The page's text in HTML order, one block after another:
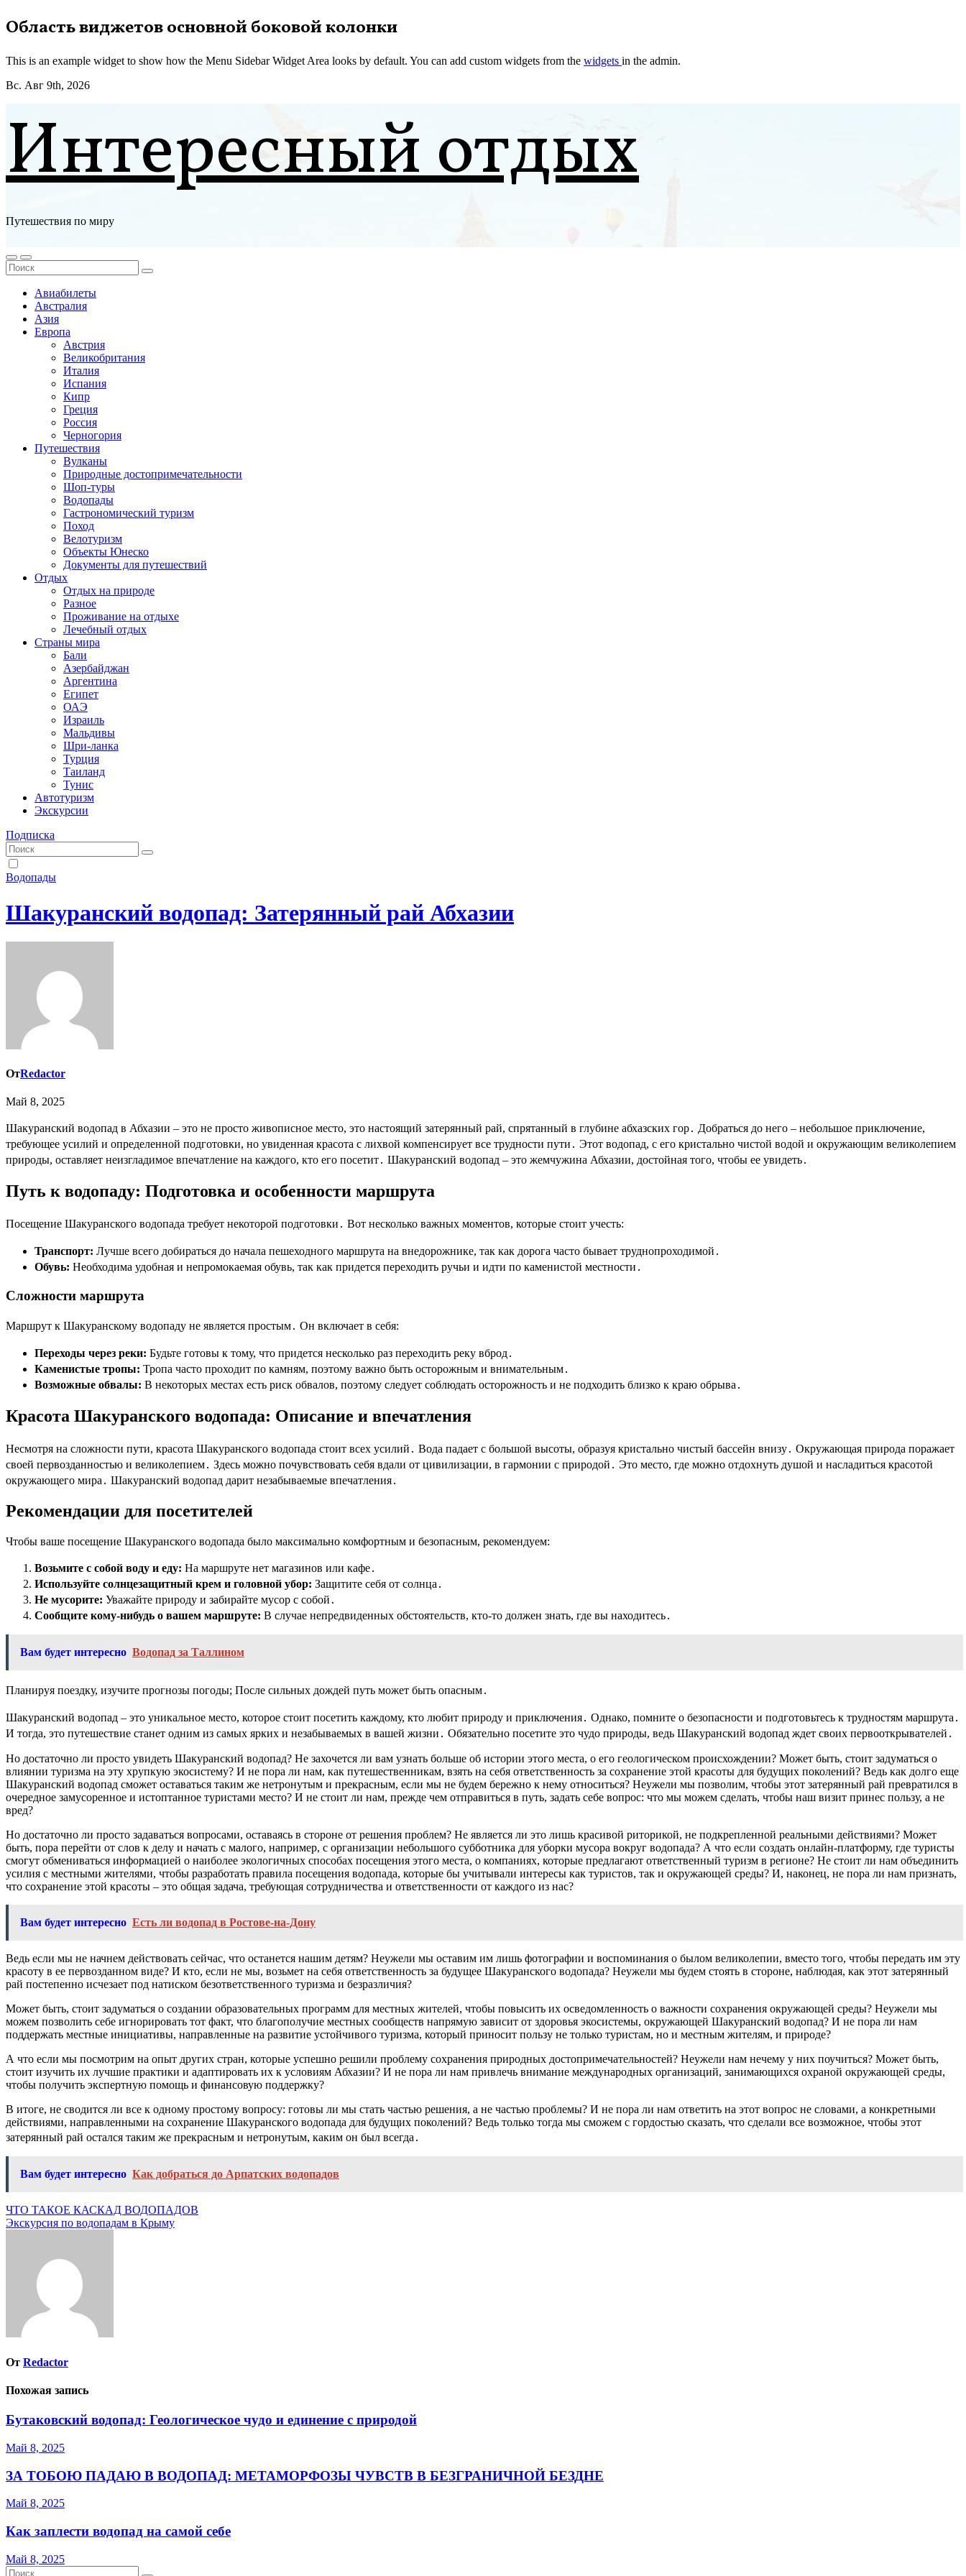
Перейти
к
Область виджетов основной боковой колонки
This is an example widget to show how the Menu Sidebar Widget Area looks by default. You can add custom widgets from the widgets in the admin.
Вс. Авг 9th, 2026
Интересный отдых
Путешествия по миру
Авиабилеты
Австралия
Азия
Европа
Австрия
Великобритания
Италия
Испания
Кипр
Греция
Россия
Черногория
Путешествия
Вулканы
Природные достопримечательности
Шоп-туры
Водопады
Гастрономический туризм
Поход
Велотуризм
Объекты Юнеско
Документы для путешествий
Отдых
Отдых на природе
Разное
Проживание на отдыхе
Лечебный отдых
Страны мира
Бали
Азербайджан
Аргентина
Египет
ОАЭ
Израиль
Мальдивы
Шри-ланка
Турция
Таиланд
Тунис
Автотуризм
Экскурсии
Подписка
Водопады
Шакуранский водопад: Затерянный рай Абхазии
ОтRedactor
Май 8, 2025
Шакуранский водопад в Абхазии – это не просто живописное место, это настоящий затерянный рай, спрятанный в глубине абхазских гор․ Добраться до него – небольшое приключение,
требующее усилий и определенной подготовки, но увиденная красота с лихвой компенсирует все трудности пути․ Этот водопад, с его кристально чистой водой и окружающим великолепием
природы, оставляет неизгладимое впечатление на каждого, кто его посетит․ Шакуранский водопад – это жемчужина Абхазии, достойная того, чтобы ее увидеть․
Путь к водопаду: Подготовка и особенности маршрута
Посещение Шакуранского водопада требует некоторой подготовки․ Вот несколько важных моментов, которые стоит учесть:
Транспорт: Лучше всего добираться до начала пешеходного маршрута на внедорожнике, так как дорога часто бывает труднопроходимой․
Обувь: Необходима удобная и непромокаемая обувь, так как придется переходить ручьи и идти по каменистой местности․
Сложности маршрута
Маршрут к Шакуранскому водопаду не является простым․ Он включает в себя:
Переходы через реки: Будьте готовы к тому, что придется несколько раз переходить реку вброд․
Каменистые тропы: Тропа часто проходит по камням, поэтому важно быть осторожным и внимательным․
Возможные обвалы: В некоторых местах есть риск обвалов, поэтому следует соблюдать осторожность и не подходить близко к краю обрыва․
Красота Шакуранского водопада: Описание и впечатления
Несмотря на сложности пути, красота Шакуранского водопада стоит всех усилий․ Вода падает с большой высоты, образуя кристально чистый бассейн внизу․ Окружающая природа поражает
своей первозданностью и великолепием․ Здесь можно почувствовать себя вдали от цивилизации, в гармонии с природой․ Это место, где можно отдохнуть душой и насладиться красотой
окружающего мира․ Шакуранский водопад дарит незабываемые впечатления․
Рекомендации для посетителей
Чтобы ваше посещение Шакуранского водопада было максимально комфортным и безопасным, рекомендуем:
Возьмите с собой воду и еду: На маршруте нет магазинов или кафе․
Используйте солнцезащитный крем и головной убор: Защитите себя от солнца․
Не мусорите: Уважайте природу и забирайте мусор с собой․
Сообщите кому-нибудь о вашем маршруте: В случае непредвиденных обстоятельств, кто-то должен знать, где вы находитесь․
Вам будет интересно Водопад за Таллином
Планируя поездку, изучите прогнозы погоды; После сильных дождей путь может быть опасным․
Шакуранский водопад – это уникальное место, которое стоит посетить каждому, кто любит природу и приключения․ Однако, помните о безопасности и подготовьтесь к трудностям маршрута․
И тогда, это путешествие станет одним из самых ярких и незабываемых в вашей жизни․ Обязательно посетите это чудо природы, ведь Шакуранский водопад ждет своих первооткрывателей․
Но достаточно ли просто увидеть Шакуранский водопад? Не захочется ли вам узнать больше об истории этого места, о его геологическом происхождении? Может быть, стоит задуматься о
влиянии туризма на эту хрупкую экосистему? И не пора ли нам, как путешественникам, взять на себя ответственность за сохранение этой красоты для будущих поколений? Ведь как долго еще
Шакуранский водопад сможет оставаться таким же нетронутым и прекрасным, если мы не будем бережно к нему относиться? Неужели мы позволим, чтобы этот затерянный рай превратился в
очередное замусоренное и истоптанное туристами место? И не стоит ли нам, прежде чем отправиться в путь, задать себе вопрос: что мы можем сделать, чтобы наш визит принес пользу, а не
вред?
Но достаточно ли просто задаваться вопросами, оставаясь в стороне от решения проблем? Не является ли это лишь красивой риторикой, не подкрепленной реальными действиями? Может
быть, пора перейти от слов к делу и начать с малого, например, с организации небольшого субботника для уборки мусора вокруг водопада? А что если создать онлайн-платформу, где туристы
смогут обмениваться информацией о наиболее экологичных способах посещения этого места, о компаниях, которые предлагают ответственный туризм в регионе? Не стоит ли нам объединить
усилия с местными жителями, чтобы разработать правила посещения водопада, которые бы учитывали интересы как туристов, так и окружающей среды? И, наконец, не пора ли нам признать,
что сохранение этой красоты – это общая задача, требующая сотрудничества и ответственности от каждого из нас?
Вам будет интересно Есть ли водопад в Ростове-на-Дону
Ведь если мы не начнем действовать сейчас, что останется нашим детям? Неужели мы оставим им лишь фотографии и воспоминания о былом великолепии, вместо того, чтобы передать им эту
красоту в ее первозданном виде? И кто, если не мы, возьмет на себя ответственность за будущее Шакуранского водопада? Неужели мы будем стоять в стороне, наблюдая, как этот затерянный
рай постепенно исчезает под натиском безответственного туризма и безразличия?
Может быть, стоит задуматься о создании образовательных программ для местных жителей, чтобы повысить их осведомленность о важности сохранения окружающей среды? Неужели мы
можем позволить себе игнорировать тот факт, что благополучие местных сообществ напрямую зависит от здоровья экосистемы, окружающей Шакуранский водопад? И не пора ли нам
поддержать местные инициативы, направленные на развитие устойчивого туризма, который приносит пользу не только туристам, но и местным жителям, и природе?
А что если мы посмотрим на опыт других стран, которые успешно решили проблему сохранения природных достопримечательностей? Неужели нам нечему у них поучиться? Может быть,
стоит изучить их лучшие практики и адаптировать их к условиям Абхазии? И не пора ли нам привлечь внимание международных организаций, занимающихся охраной окружающей среды,
чтобы получить экспертную помощь и финансовую поддержку?
В итоге, не сводится ли все к одному простому вопросу: готовы ли мы стать частью решения, а не частью проблемы? И не пора ли нам ответить на этот вопрос не словами, а конкретными
действиями, направленными на сохранение Шакуранского водопада для будущих поколений? Ведь только тогда мы сможем с гордостью сказать, что сделали все возможное, чтобы этот
затерянный рай остался таким же прекрасным и нетронутым, каким он был всегда․
Вам будет интересно Как добраться до Арпатских водопадов
Навигация
по
ЧТО ТАКОЕ КАСКАД ВОДОПАДОВ
Экскурсия по водопадам в Крыму
От Redactor
Похожая запись
Бутаковский водопад: Геологическое чудо и единение с природой
Май 8, 2025
ЗА ТОБОЮ ПАДАЮ В ВОДОПАД: МЕТАМОРФОЗЫ ЧУВСТВ В БЕЗГРАНИЧНОЙ БЕЗДНЕ
Май 8, 2025
Как заплести водопад на самой себе
Май 8, 2025